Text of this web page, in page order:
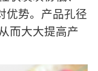
优势。产品孔径
而大大提高产